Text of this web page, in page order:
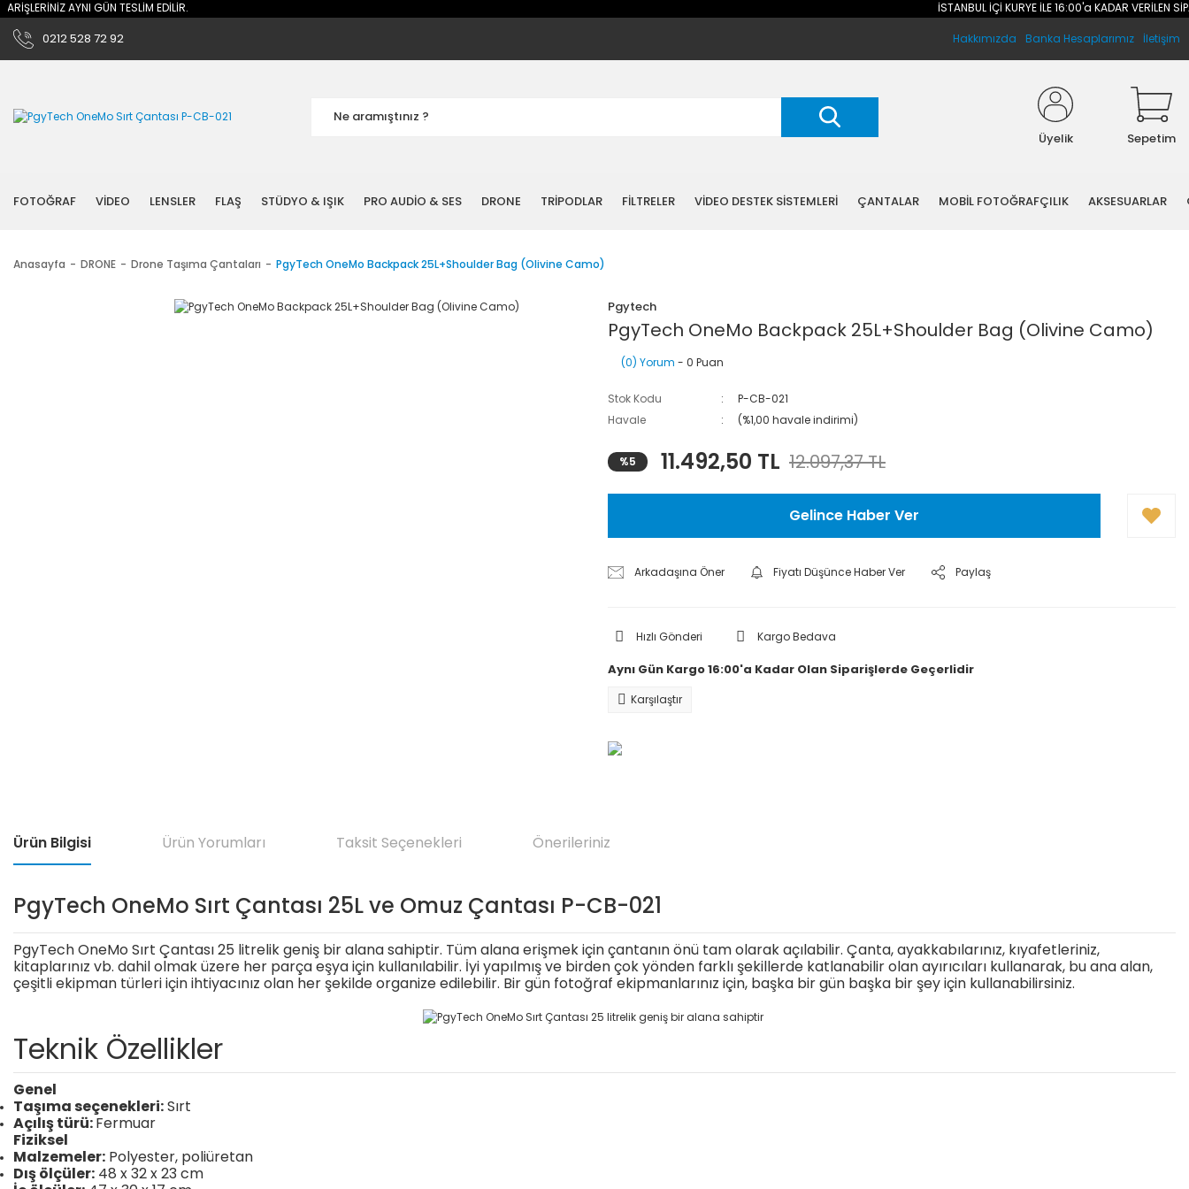
AYNI GÜN TESLİM EDİLİR. İSTANBUL İÇİ KURYE İLE 16:00'a KADAR VERİLEN
0212 528 72 92 Hakkımızda Banka Hesaplarımız İletişim
Üyelik Sepetim
FOTOĞRAF VİDEO LENSLER FLAŞ STÜDYO & IŞIK PRO AUDİO & SES DRONE TRİPODLAR FİLTRELER VİDEO DESTEK SİSTEMLERİ ÇANTALAR MOBİL FOTOĞRAFÇILIK AKSESUARLAR
Anasayfa DRONE Drone Taşıma Çantaları PgyTech OneMo Backpack 25L+Shoulder Bag (Olivine Camo)
Pgytech
PgyTech OneMo Backpack 25L+Shoulder Bag (Olivine Camo)
(0) Yorum - 0 Puan
Stok Kodu
P-CB-021
Havale
(%1,00 havale indirimi)
%5 11.492,50 TL 12.097,37 TL
Gelince Haber Ver
Arkadaşına Öner Fiyatı Düşünce Haber Ver Paylaş
Hızlı Gönderi Kargo Bedava
Aynı Gün Kargo 16:00'a Kadar Olan Siparişlerde Geçerlidir
Karşılaştır
Ürün Bilgisi Ürün Yorumları Taksit Seçenekleri Önerileriniz
PgyTech OneMo Sırt Çantası 25L ve Omuz Çantası P-CB-021
PgyTech OneMo Sırt Çantası 25 litrelik geniş bir alana sahiptir. Tüm alana erişmek için çantanın önü tam olarak açılabilir. Çanta, ayakkabılarınız, kıyafetleriniz,
kitaplarınız vb. dahil olmak üzere her parça eşya için kullanılabilir. İyi yapılmış ve birden çok yönden farklı şekillerde katlanabilir olan ayırıcıları kullanarak, bu ana alan,
çeşitli ekipman türleri için ihtiyacınız olan her şekilde organize edilebilir. Bir gün fotoğraf ekipmanlarınız için, başka bir gün başka bir şey için kullanabilirsiniz.
Teknik Özellikler
Genel
Taşıma seçenekleri:Sırt
Açılış türü:Fermuar
Fiziksel
Malzemeler: Polyester, poliüretan
Dış ölçüler: 48 x 32 x 23 cm